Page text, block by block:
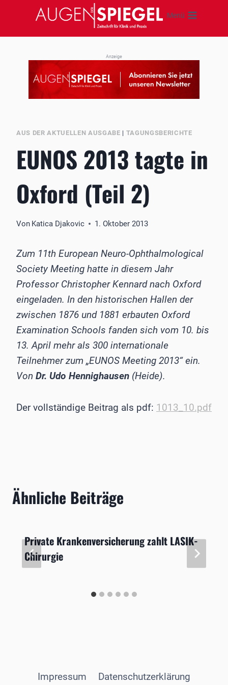
springen
Menü
Anzeige
AUS DER AKTUELLEN AUSGABE | TAGUNGSBERICHTE
EUNOS 2013 tagte in
Oxford (Teil 2)
Von Katica Djakovic 1. Oktober 2013
Zum 11th European Neuro-Ophthalmological
Society Meeting hatte in diesem Jahr
Professor Christopher Kennard nach Oxford
eingeladen. In den historischen Hallen der
zwischen 1876 und 1881 erbauten Oxford
Examination Schools fanden sich vom 10. bis
13. April mehr als 300 internationale
Teilnehmer zum „EUNOS Meeting 2013“ ein.
Von Dr. Udo Hennighausen (Heide).
Der vollständige Beitrag als pdf: 1013_10.pdf
Ähnliche Beiträge
Private Krankenversicherung zahlt LASIK-
Chirurgie
Impressum Datenschutzerklärung